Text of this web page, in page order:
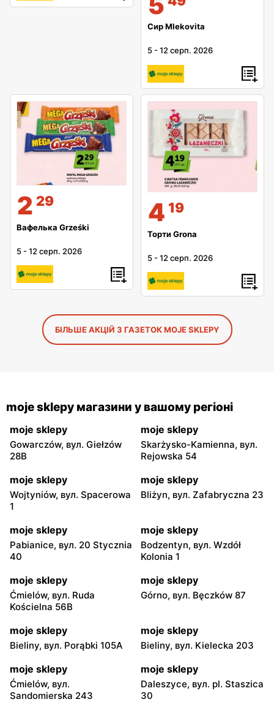
Сир Mlekovita
5 -12 серп. 2026
2 29
Вафелька Grześki
5 -12 серп. 2026
4 19
Торти Grona
5 -12 серп. 2026
БІЛЬШЕ АКЦІЙ З ГАЗЕТОК MOJE SKLEPY
moje sklepy магазини у вашому регіоні
moje sklepy
Gowarczów, вул. Giełzów
28B
moje sklepy
Skarżysko-Kamienna, вул.
Rejowska 54
moje sklepy
Wojtyniów, вул. Spacerowa
1
moje sklepy
Bliżyn, вул. Zafabryczna 23
moje sklepy
Pabianice, вул. 20 Stycznia
40
moje sklepy
Bodzentyn, вул. Wzdół
Kolonia 1
moje sklepy
Ćmielów, вул. Ruda
Kościelna 56B
moje sklepy
Górno, вул. Bęczków 87
moje sklepy
Bieliny, вул. Porąbki 105A
moje sklepy
Bieliny, вул. Kielecka 203
moje sklepy
Ćmielów, вул.
Sandomierska 243
moje sklepy
Daleszyce, вул. pl. Staszica
30